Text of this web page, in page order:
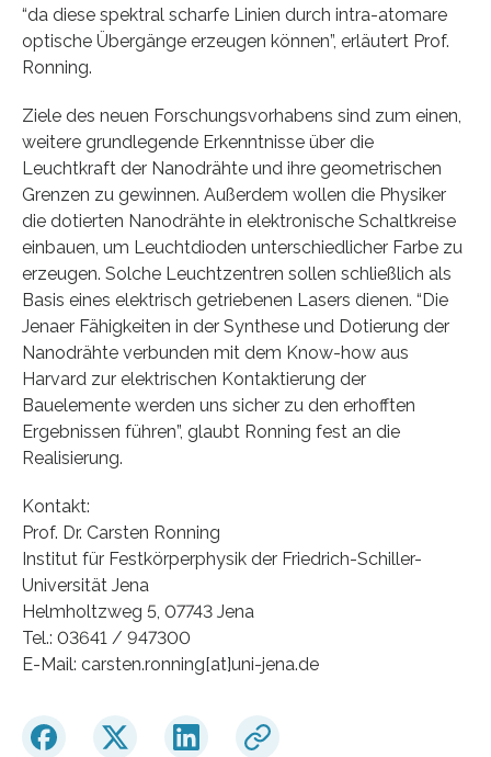
“da diese spektral scharfe Linien durch intra-atomare
optische Übergänge erzeugen können”, erläutert Prof.
Ronning.
Ziele des neuen Forschungsvorhabens sind zum einen,
weitere grundlegende Erkenntnisse über die
Leuchtkraft der Nanodrähte und ihre geometrischen
Grenzen zu gewinnen. Außerdem wollen die Physiker
die dotierten Nanodrähte in elektronische Schaltkreise
einbauen, um Leuchtdioden unterschiedlicher Farbe zu
erzeugen. Solche Leuchtzentren sollen schließlich als
Basis eines elektrisch getriebenen Lasers dienen. “Die
Jenaer Fähigkeiten in der Synthese und Dotierung der
Nanodrähte verbunden mit dem Know-how aus
Harvard zur elektrischen Kontaktierung der
Bauelemente werden uns sicher zu den erhofften
Ergebnissen führen”, glaubt Ronning fest an die
Realisierung.
Kontakt:
Prof. Dr. Carsten Ronning
Institut für Festkörperphysik der Friedrich-Schiller-
Universität Jena
Helmholtzweg 5, 07743 Jena
Tel.: 03641 / 947300
E-Mail: carsten.ronning[at]uni-jena.de